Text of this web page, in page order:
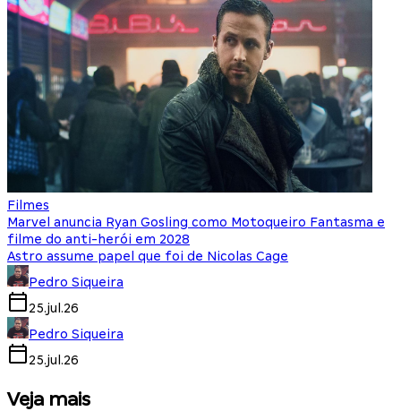
Filmes
Marvel anuncia Ryan Gosling como Motoqueiro Fantasma e
filme do anti-herói em 2028
Astro assume papel que foi de Nicolas Cage
Pedro Siqueira
25.jul.26
Pedro Siqueira
25.jul.26
Veja mais